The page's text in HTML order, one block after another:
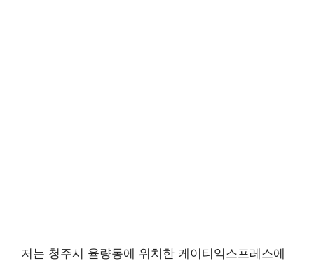
저는 청주시 율량동에 위치한 케이티익스프레스에